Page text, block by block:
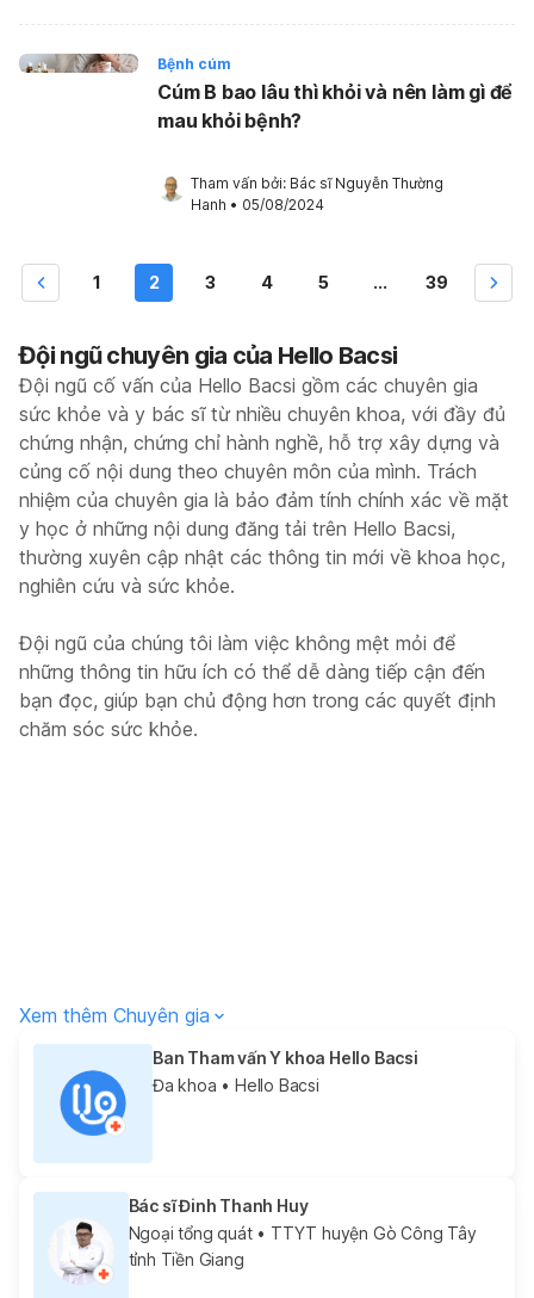
Bệnh cúm
Cúm B bao lâu thì khỏi và nên làm gì để
mau khỏi bệnh?
Tham vấn bởi: Bác sĩ Nguyễn Thường
Hanh • 05/08/2024
1 2 3 4 5 ... 39
Đội ngũ chuyên gia của Hello Bacsi
Đội ngũ cố vấn của Hello Bacsi gồm các chuyên gia
sức khỏe và y bác sĩ từ nhiều chuyên khoa, với đầy đủ
chứng nhận, chứng chỉ hành nghề, hỗ trợ xây dựng và
củng cố nội dung theo chuyên môn của mình. Trách
nhiệm của chuyên gia là bảo đảm tính chính xác về mặt
y học ở những nội dung đăng tải trên Hello Bacsi,
thường xuyên cập nhật các thông tin mới về khoa học,
nghiên cứu và sức khỏe.
Đội ngũ của chúng tôi làm việc không mệt mỏi để
những thông tin hữu ích có thể dễ dàng tiếp cận đến
bạn đọc, giúp bạn chủ động hơn trong các quyết định
chăm sóc sức khỏe.
Xem thêm Chuyên gia
Ban Tham vấn Y khoa Hello Bacsi
Đa khoa • Hello Bacsi
Bác sĩ Đinh Thanh Huy
Ngoại tổng quát• TTYT huyện Gò Công Tây
tỉnh Tiền Giang